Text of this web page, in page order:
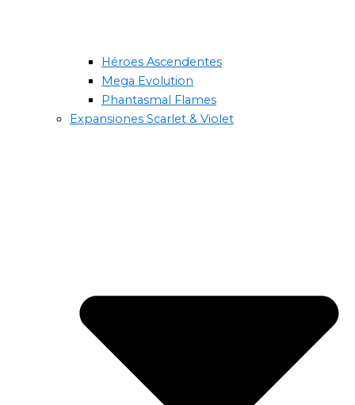
Héroes Ascendentes
Mega Evolution
Phantasmal Flames
Expansiones Scarlet & Violet